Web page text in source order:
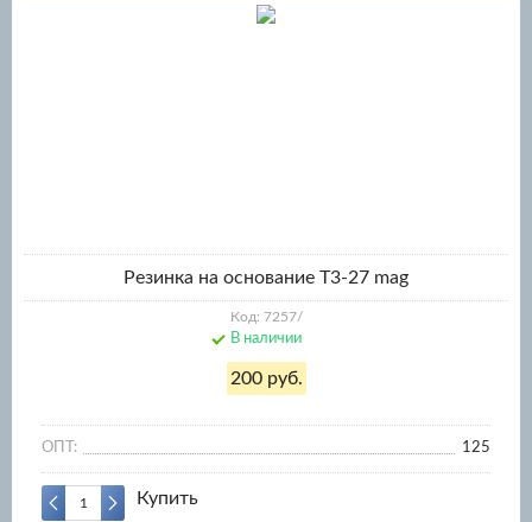
Резинка на основание T3-27 mag
Код: 7257/
В наличии
200 руб.
ОПТ: 125
Купить